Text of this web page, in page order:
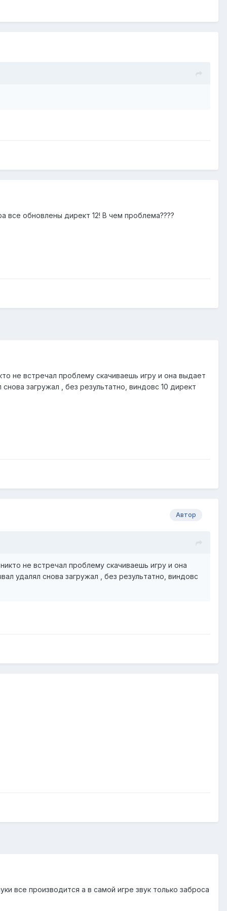
все обновлены директ 12! В чем проблема????
не встречал проблему скачиваешь игру и она выдает
загружал , без результатно, виндовс 10 директ
Автор
не встречал проблему скачиваешь игру и она
удалял снова загружал , без результатно, виндовс
все производится а в самой игре звук только заброса